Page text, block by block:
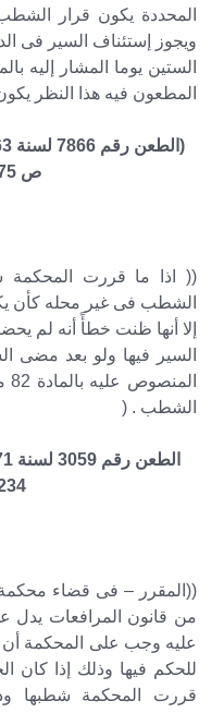
المحددة يكون قرار
ويجوز إستئناف السير فى
المطعون فيه هذا النظر
ص 1175 ق 222)
(( اذا ما قررت
الشطب فى غير محله كأن
إلا أنها ظنت خطأً أنه لم
السير فيها ولو بعد مضى
الشطب . (
1234
من قانون المرافعات يدل
عليه وجب على المحكمة
للحكم فيها وذلك إذا كان
قررت المحكمة شطبها